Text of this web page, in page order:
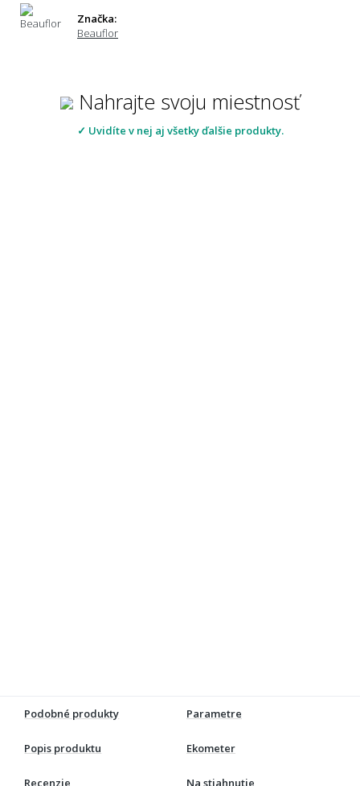
Značka:
Beauflor
Nahrajte svoju miestnosť
✓ Uvidíte v nej aj všetky ďalšie produkty.
Podobné produkty Parametre
Popis produktu Ekometer
Recenzie Na stiahnutie